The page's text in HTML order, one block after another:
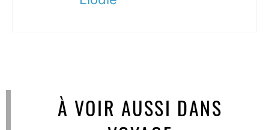
À VOIR AUSSI DANS